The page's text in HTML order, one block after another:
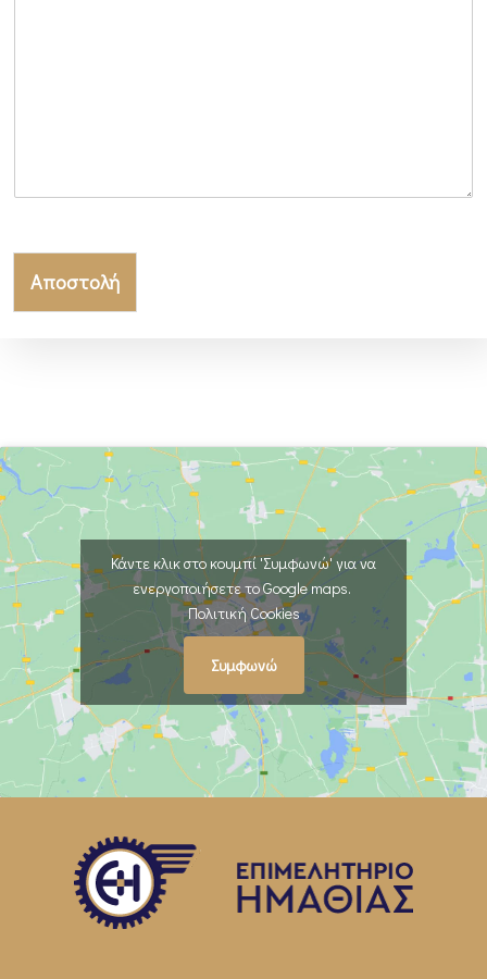
Αποστολή
Κάντε κλικ στο κουμπί 'Συμφωνώ' για να
ενεργοποιήσετε το Google maps.
Πολιτική Cookies
Συμφωνώ